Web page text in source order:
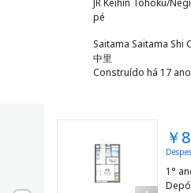
JR Keihin Tohoku/
Saitama Saitama Shi
中里
Construído há 17
￥
1°